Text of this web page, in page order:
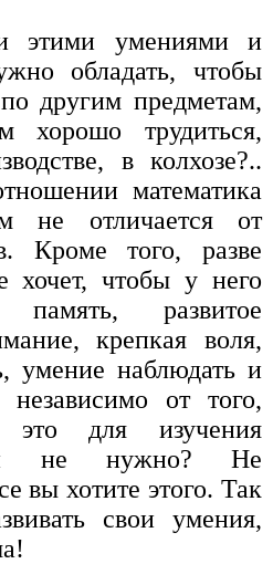
этими умениями и
обладать, чтобы
другим предметам,
хорошо трудиться,
в колхозе?..
математика
не отличается от
Кроме того, разве
чтобы у него
развитое
крепкая воля,
умение наблюдать и
от того,
для изучения
не нужно? Не
вы хотите этого. Так
свои умения,